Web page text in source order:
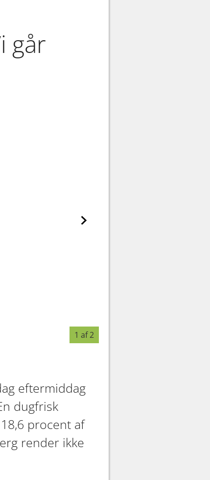
går
1 af 2
eftermiddag
dugfrisk
procent af
render ikke